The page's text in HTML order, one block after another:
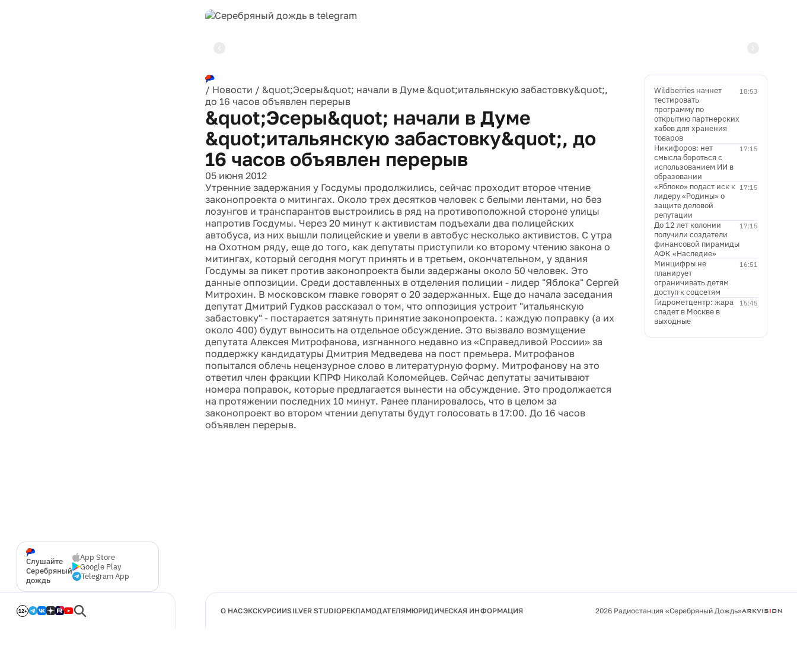
Слушайте
Серебряный
дождь
App Store
Google Play
Telegram App
12+
/ Новости / &quot;Эсеры&quot; начали в Думе &quot;итальянскую забастовку&quot;,
до 16 часов объявлен перерыв
&quot;Эсеры&quot; начали в Думе
&quot;итальянскую забастовку&quot;, до
16 часов объявлен перерыв
05 июня 2012
Утренние задержания у Госдумы продолжились, сейчас проходит второе чтение
законопроекта о митингах. Около трех десятков человек с белыми лентами, но без
лозунгов и транспарантов выстроились в ряд на противоположной стороне улицы
напротив Госдумы. Через 20 минут к активистам подъехали два полицейских
автобуса, из них вышли полицейские и увели в автобус несколько активистов. С утра
на Охотном ряду, еще до того, как депутаты приступили ко второму чтению закона о
митингах, который сегодня могут принять и в третьем, окончательном, у здания
Госдумы за пикет против законопроекта были задержаны около 50 человек. Это
данные оппозиции. Среди доставленных в отделения полиции - лидер "Яблока" Сергей
Митрохин. В московском главке говорят о 20 задержанных. Еще до начала заседания
депутат Дмитрий Гудков рассказал о том, что оппозиция устроит "итальянскую
забастовку" - постарается затянуть принятие законопроекта. : каждую поправку (а их
около 400) будут выносить на отдельное обсуждение. Это вызвало возмущение
депутата Алексея Митрофанова, изгнанного недавно из «Справедливой России» за
поддержку кандидатуры Дмитрия Медведева на пост премьера. Митрофанов
попытался облечь нецензурное слово в литературную форму. Митрофанову на это
ответил член фракции КПРФ Николай Коломейцев. Сейчас депутаты зачитывают
номера поправок, которые предлагается вынести на обсуждение. Это продолжается
на протяжении последних 10 минут. Ранее планировалось, что в целом за
законопроект во втором чтении депутаты будут голосовать в 17:00. До 16 часов
объявлен перерыв.
18:53
Wildberries начнет
тестировать
программу по
открытию партнерских
хабов для хранения
товаров
17:15
Никифоров: нет
смысла бороться с
использованием ИИ в
образовании
17:15
«Яблоко» подаст иск к
лидеру «Родины» о
защите деловой
репутации
17:15
До 12 лет колонии
получили создатели
финансовой пирамиды
АФК «Наследие»
16:51
Минцифры не
планирует
ограничивать детям
доступ к соцсетям
15:45
Гидрометцентр: жара
спадет в Москве в
выходные
О НАСЭКСКУРСИИSILVER STUDIOРЕКЛАМОДАТЕЛЯМЮРИДИЧЕСКАЯ ИНФОРМАЦИЯ 2026 Радиостанция «Серебряный Дождь»